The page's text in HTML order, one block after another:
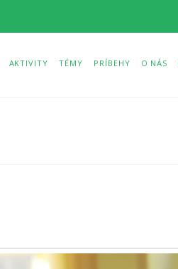
AKTIVITY TÉMY PRÍBEHY O NÁS